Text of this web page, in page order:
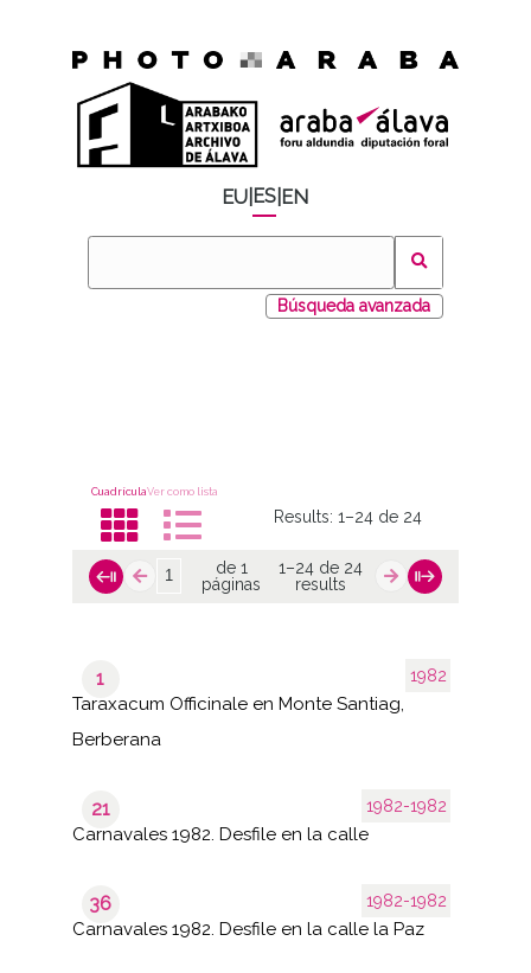
EU ES EN
Búsqueda avanzada
CuadrículaVer como lista
Results:1–24 de 24
de 1
páginas
1–24 de 24
results
1982
1
Taraxacum Officinale en Monte Santiag,
Berberana
1982-1982
21
Carnavales 1982. Desfile en la calle
1982-1982
36
Carnavales 1982. Desfile en la calle la Paz